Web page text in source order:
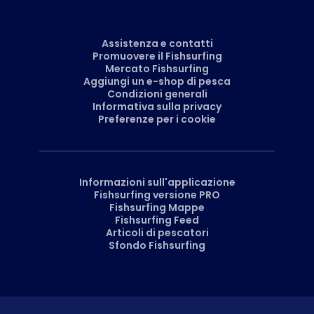
Assistenza e contatti
Promuovere il Fishsurfing
Mercato Fishsurfing
Aggiungi un e-shop di pesca
Condizioni generali
Informativa sulla privacy
Preferenze per i cookie
Informazioni sull'applicazione
Fishsurfing versione PRO
Fishsurfing Mappe
Fishsurfing Feed
Articoli di pescatori
Sfondo Fishsurfing